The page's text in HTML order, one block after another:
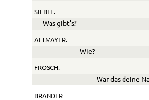
SIEBEL.
Was gibt’s?
ALTMAYER.
Wie?
FROSCH.
War das deine
BRANDER